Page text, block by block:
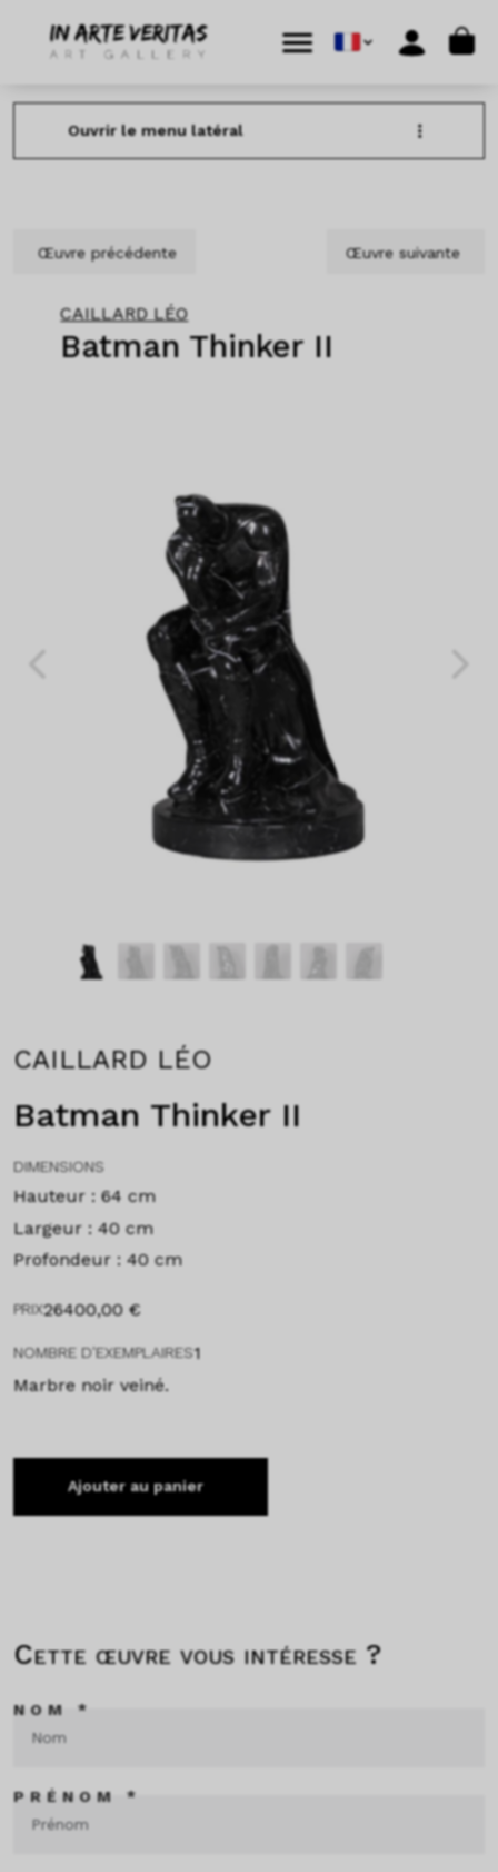
Cart
Œuvre précédente Œuvre suivante
CAILLARD LÉO
Batman Thinker II
CAILLARD LÉO
Batman Thinker II
DIMENSIONS
Hauteur : 64 cm
Largeur : 40 cm
Profondeur : 40 cm
PRIX26400,00 €
NOMBRE D'EXEMPLAIRES1
Marbre noir veiné.
Ajouter au panier
Cette œuvre vous intéresse ?
NOM *
PRÉNOM *
Ouvrir le menu latéral